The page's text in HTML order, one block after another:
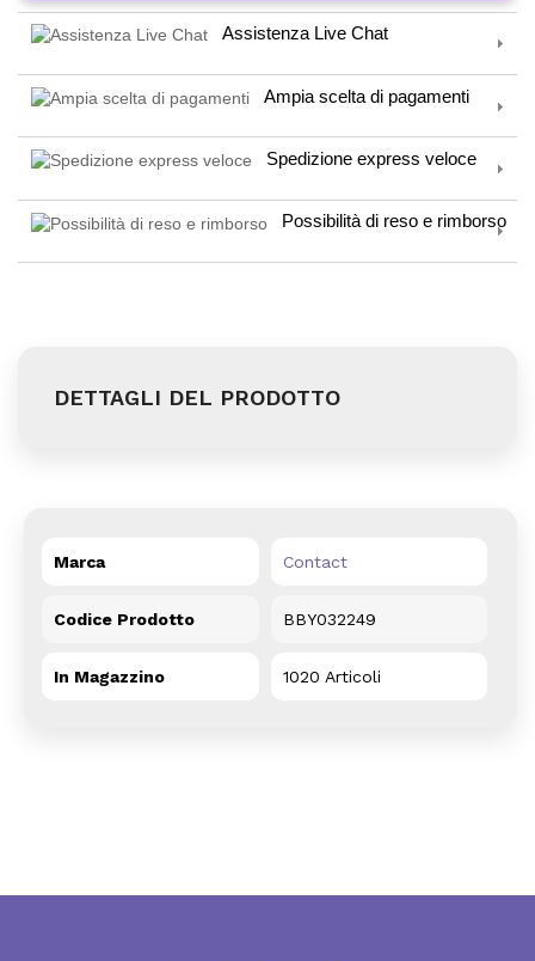
Assistenza Live Chat
Ampia scelta di pagamenti
Spedizione express veloce
Possibilità di reso e rimborso
DETTAGLI DEL PRODOTTO
Marca Contact
Codice Prodotto BBY032249
In Magazzino 1020 Articoli